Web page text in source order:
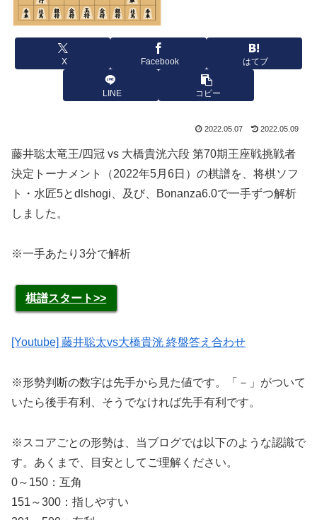
X Facebook はてブ
LINE コピー
2022.05.07 2022.05.09
藤井聡太竜王/四冠 vs 大橋貴洸六段 第70期王座戦挑戦者
決定トーナメント（2022年5月6日）の棋譜を、将棋ソフ
ト・水匠5とdlshogi、及び、Bonanza6.0で一手ずつ解析
しました。
※一手あたり3分で解析
棋譜スタート>>
[Youtube] 藤井聡太vs大橋貴洸 終盤答え合わせ
※形勢判断の数字は先手から見た値です。「－」がついて
いたら後手有利、そうでなければ先手有利です。
※スコアごとの形勢は、当ブログでは以下のような認識で
す。あくまで、目安としてご理解ください。
0～150：互角
151～300：指しやすい